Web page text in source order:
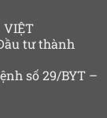
VIỆT
tư thành
số 29/BYT –